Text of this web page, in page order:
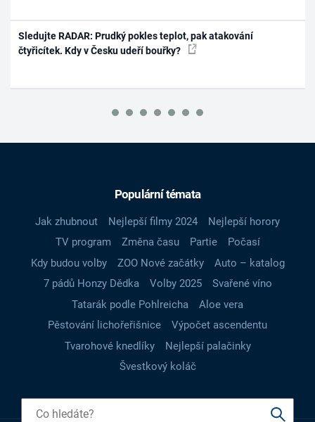
Sledujte RADAR: Prudký pokles teplot, pak atakování
čtyřicítek. Kdy v Česku udeří bouřky?
Populární témata
Jak zhubnout Nejlepší filmy 2024
Nejlepší horory
TV program
Změna času Partie
Počasí
Kdy budou volby
ZOO Nové začátky
Auto – katalog
7 pádů Honzy Dědka
Volby 2025
Svařené víno
Tatarák podle Pohlreicha
Aloe vera
Pěstování lichořeřišnice
Výpočet ascendentu
Tvarohové knedlíky
Nejlepší palačinky
Švestkový koláč